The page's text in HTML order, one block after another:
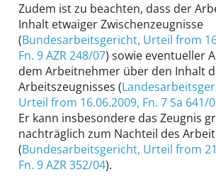
Zudem ist zu beachten, dass der
Inhalt etwaiger Zwischenzeugnisse
(Bundesarbeitsgericht, Urteil from
Fn. 9 AZR 248/07) sowie eventueller
dem Arbeitnehmer über den Inhalt
Arbeitszeugnisses (
Urteil from 16.06.2009, Fn. 7 Sa 641/
Er kann insbesondere das Zeugnis
nachträglich zum Nachteil des
(Bundesarbeitsgericht, Urteil from
Fn. 9 AZR 352/04).